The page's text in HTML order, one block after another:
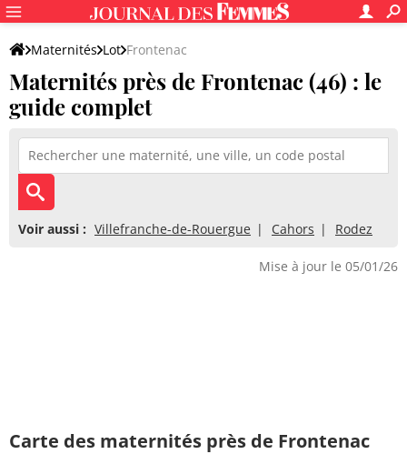
Maternités Lot Frontenac
Maternités près de Frontenac (46) : le
guide complet
Voir aussi : Villefranche-de-Rouergue Cahors Rodez
Mise à jour le 05/01/26
Carte des maternités près de Frontenac